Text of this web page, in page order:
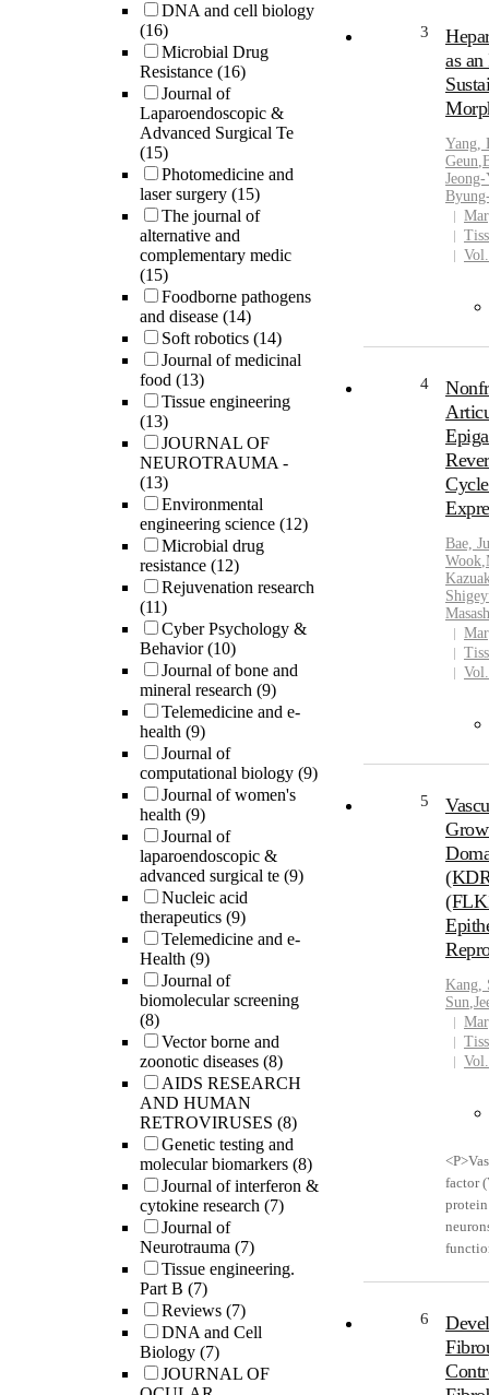
DNA and cell biology
(16)
Microbial Drug
Resistance (16)
Journal of
Laparoendoscopic &
Advanced Surgical Te
(15)
Photomedicine and
laser surgery (15)
The journal of
alternative and
complementary medic
(15)
Foodborne pathogens
and disease (14)
Soft robotics (14)
Journal of medicinal
food (13)
Tissue engineering
(13)
JOURNAL OF
NEUROTRAUMA -
(13)
Environmental
engineering science (12)
Microbial drug
resistance (12)
Rejuvenation research
(11)
Cyber Psychology &
Behavior(10)
Journal of bone and
mineral research (9)
Telemedicine and e-
health (9)
Journal of
computational biology (9)
Journal of women's
health (9)
Journal of
laparoendoscopic &
advanced surgical te (9)
Nucleic acid
therapeutics (9)
Telemedicine and e-
Health (9)
Journal of
biomolecular screening
(8)
Vector borne and
zoonotic diseases (8)
AIDS RESEARCH
AND HUMAN
RETROVIRUSES (8)
Genetic testing and
molecular biomarkers (8)
Journal of interferon &
cytokine research (7)
Journal of
Neurotrauma (7)
Tissue engineering.
Part B (7)
Reviews (7)
DNA and Cell
Biology (7)
JOURNAL OF
lethal
dose
A
cross-
3
as
Yang,
Geun,
4
Bae,
Wook,
5
Kang,
Sun,
factor
protein
cells
cells.
6